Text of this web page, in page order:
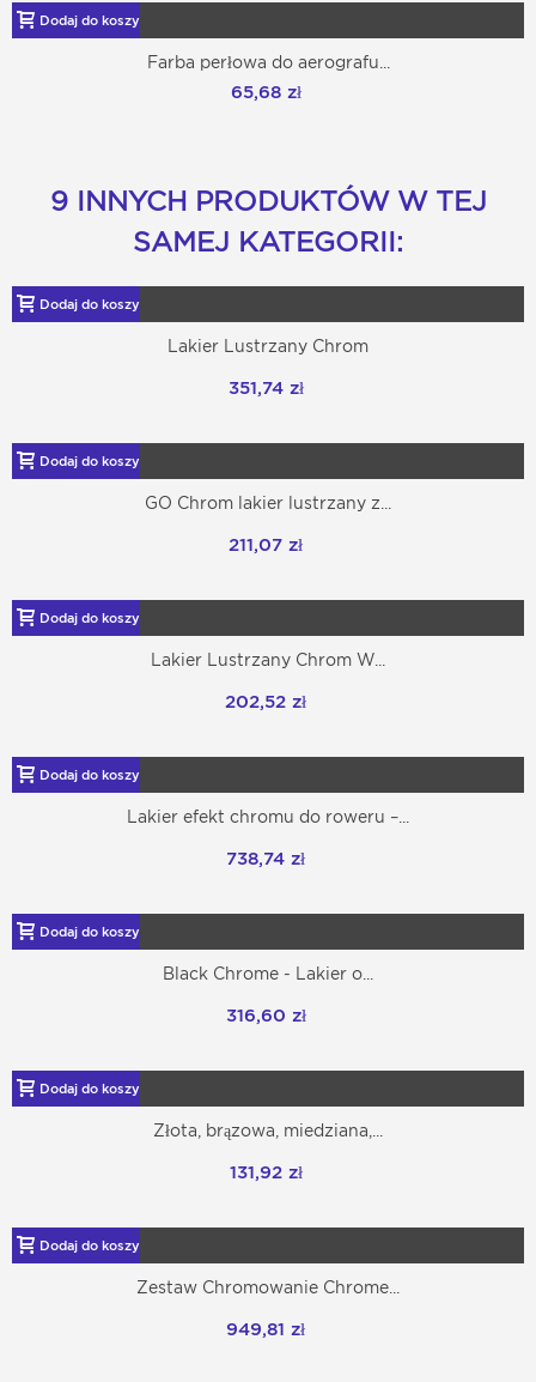
Dodaj do koszyka
Farba perłowa do aerografu...
65,68 zł
9 INNYCH PRODUKTÓW W TEJ
SAMEJ KATEGORII:
Dodaj do koszyka
Lakier Lustrzany Chrom
351,74 zł
Dodaj do koszyka
GO Chrom lakier lustrzany z...
211,07 zł
Dodaj do koszyka
Lakier Lustrzany Chrom W...
202,52 zł
Dodaj do koszyka
Lakier efekt chromu do roweru –...
738,74 zł
Dodaj do koszyka
Black Chrome - Lakier o...
316,60 zł
Dodaj do koszyka
Złota, brązowa, miedziana,...
131,92 zł
Dodaj do koszyka
Zestaw Chromowanie Chrome...
949,81 zł